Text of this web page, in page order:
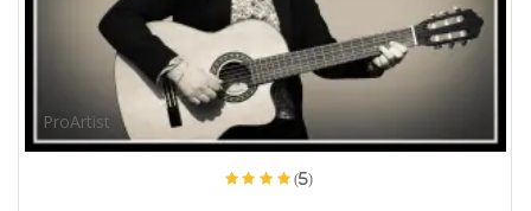
ProArtist
(5)